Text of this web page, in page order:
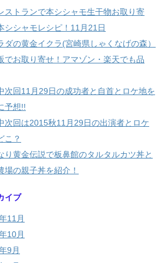
ストランで本シシャモ生干物お取り寄
シシャモレシピ！11月21日
ダの黄金イクラ(宮崎県しゃくなげの森）
でお取り寄せ！アマゾン・楽天でも品
次回11月29日の成功者と自首とロケ地を
予想!!
次回は2015秋11月29日の出演者とロケ
こ？
り黄金伝説で板鼻館のタルタルカツ丼と
場の親子丼を紹介！
イブ
11月
10月
9月